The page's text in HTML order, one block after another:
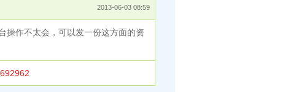
2013-06-03 08:59
操作不太会，可以发一份这方面的资